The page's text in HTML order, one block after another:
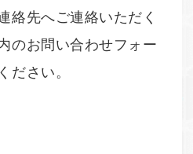
絡先へご連絡いただく
のお問い合わせフォー
ださい。